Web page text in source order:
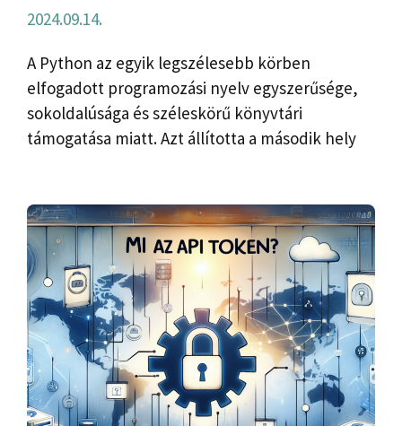
2024.09.14.
A Python az egyik legszélesebb körben
elfogadott programozási nyelv egyszerűsége,
sokoldalúsága és széleskörű könyvtári
támogatása miatt. Azt állította a második hely